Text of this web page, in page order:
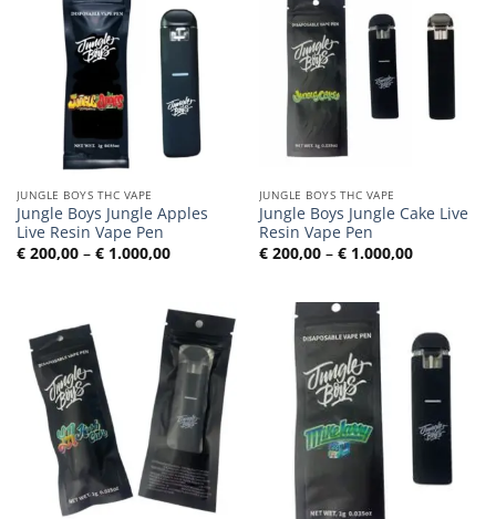
JUNGLE BOYS THC VAPE
Jungle Boys Jungle Apples
Live Resin Vape Pen
€200,00 – €1.000,00Preisspanne:
€ 200,00
JUNGLE BOYS THC VAPE
Jungle Boys Jungle Cake Live
Resin Vape Pen
€200,00 – €1.000,00
€ 200,00